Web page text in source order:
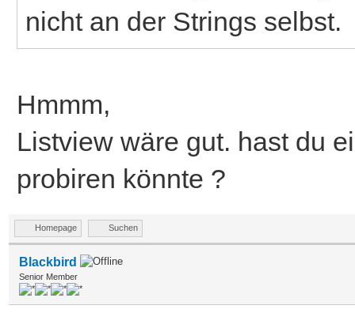
nicht an der Strings selbst.
Hmmm,
Listview wäre gut. hast du
probiren könnte ?
Homepage Suchen
Blackbird
Senior Member